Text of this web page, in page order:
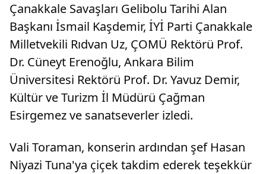
Çanakkale Savaşları Gelibolu Tarihi Alan
Başkanı İsmail Kaşdemir, İYİ Parti Çanakkale
Milletvekili Rıdvan Uz, ÇOMÜ Rektörü Prof.
Dr. Cüneyt Erenoğlu, Ankara Bilim
Üniversitesi Rektörü Prof. Dr. Yavuz Demir,
Kültür ve Turizm İl Müdürü Çağman
Esirgemez ve sanatseverler izledi.
Vali Toraman, konserin ardından şef Hasan
Niyazi Tuna'ya çiçek takdim ederek teşekkür